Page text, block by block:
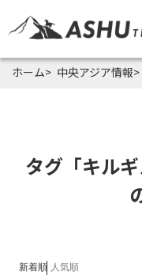
ホーム 中央アジア情報
タグ「キル
新着順 人気順